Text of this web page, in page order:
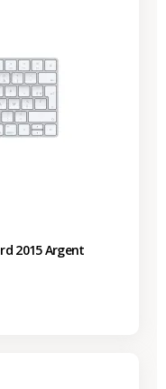
2015 Argent